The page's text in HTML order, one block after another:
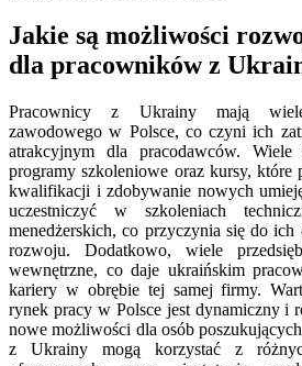
Jakie są możliwości
dla pracowników z
Pracownicy z Ukrainy mają
zawodowego w Polsce, co czyni ich
atrakcyjnym dla pracodawców.
programy szkoleniowe oraz kursy, które
kwalifikacji i zdobywanie nowych
uczestniczyć w szkoleniach
menedżerskich, co przyczynia się do
rozwoju. Dodatkowo, wiele
wewnętrzne, co daje ukraińskim
kariery w obrębie tej samej firmy.
rynek pracy w Polsce jest dynamiczny i
nowe możliwości dla osób
z Ukrainy mogą korzystać z